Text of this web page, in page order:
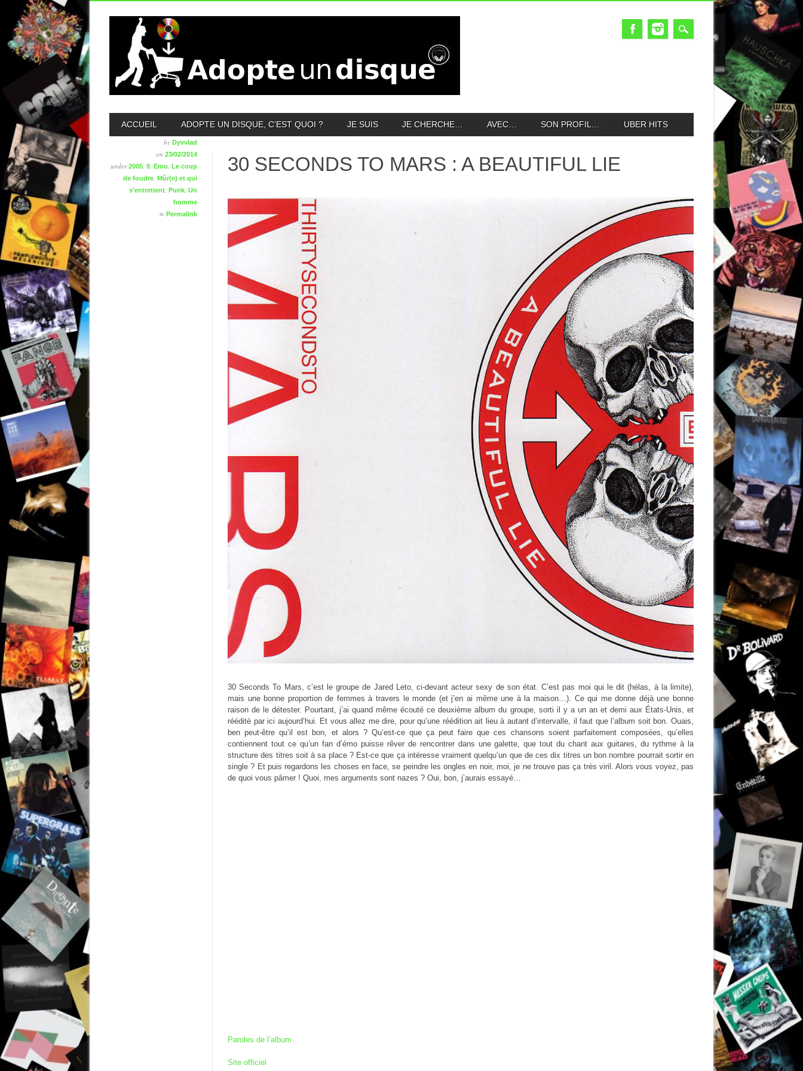
MAIN MENU
ACCUEIL ADOPTE UN DISQUE, C’EST QUOI ? JE SUIS JE CHERCHE… AVEC… SON PROFIL… UBER HITS
by Dyvvlad
on 23/02/2014
under2005 9 Emo Le coup
de foudre Mûr(e) et qui
s'entretient Punk Un
homme
∞ Permalink
30 SECONDS TO MARS : A BEAUTIFUL LIE
30 Seconds To Mars, c’est le groupe de Jared Leto, ci-devant acteur sexy de son état. C’est pas moi qui le dit (hélas, à la limite),
mais une bonne proportion de femmes à travers le monde (et j’en ai même une à la maison…). Ce qui me donne déjà une bonne
raison de le détester. Pourtant, j’ai quand même écouté ce deuxième album du groupe, sorti il y a un an et demi aux États-Unis, et
réédité par ici aujourd’hui. Et vous allez me dire, pour qu’une réédition ait lieu à autant d’intervalle, il faut que l’album soit bon. Ouais,
ben peut-être qu’il est bon, et alors ? Qu’est-ce que ça peut faire que ces chansons soient parfaitement composées, qu’elles
contiennent tout ce qu’un fan d’émo puisse rêver de rencontrer dans une galette, que tout du chant aux guitares, du rythme à la
structure des titres soit à sa place ? Est-ce que ça intéresse vraiment quelqu’un que de ces dix titres un bon nombre pourrait sortir en
single ? Et puis regardons les choses en face, se peindre les ongles en noir, moi, je ne trouve pas ça très viril. Alors vous voyez, pas
de quoi vous pâmer ! Quoi, mes arguments sont nazes ? Oui, bon, j’aurais essayé…
Paroles de l’album
Site officiel